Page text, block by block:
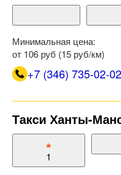
Минимальная цена:
от 106 руб (15 руб/км)
+7 (346) 735-02-02
Такси Ханты-
1